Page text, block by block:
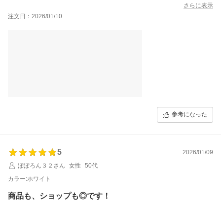
簡単にペアリングできましたし
買ってよかったです！
さらに表示
注文日：2026/01/10
参考になった
5
2026/01/09
ぽぽろん３２さん
女性
50代
カラー:ホワイト
商品も、ショップも◎です！